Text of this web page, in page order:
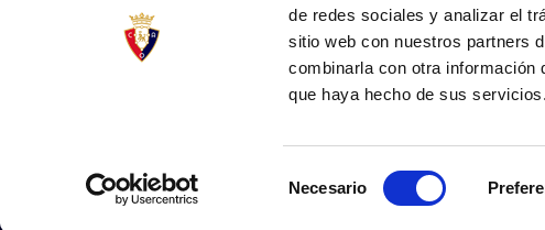
de redes sociales y analizar el
sitio web con nuestros partners
combinarla con otra información
que haya hecho de sus servicios.
Necesario
Arsol Eskubideak erabiltzea
©2025 CA Osasuna
-egina